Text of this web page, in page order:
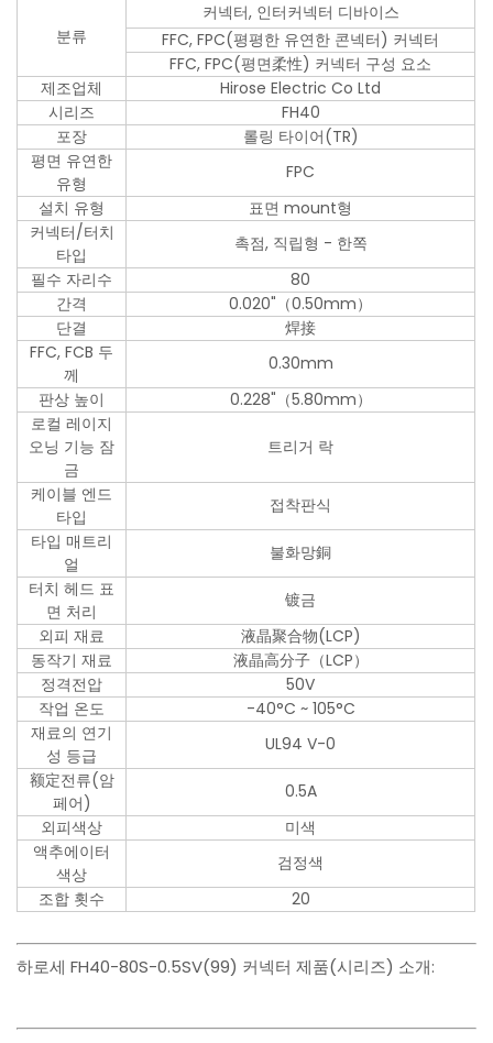
분류
커넥터, 인터커넥터 디바이스
FFC, FPC(평평한 유연한 콘넥터) 커넥터
FFC, FPC(평면柔性) 커넥터 구성 요소
제조업체
Hirose Electric Co Ltd
시리즈
FH40
포장
롤링 타이어(TR)
평면 유연한
유형
FPC
설치 유형
표면 mount형
커넥터/터치
타입
촉점, 직립형 - 한쪽
필수 자리수
80
간격
0.020"（0.50mm）
단결
焊接
FFC, FCB 두
께
0.30mm
판상 높이
0.228"（5.80mm）
로컬 레이지
오닝 기능 잠
금
트리거 락
케이블 엔드
타입
접착판식
타입 매트리
얼
불화망銅
터치 헤드 표
면 처리
镀금
외피 재료
液晶聚合物(LCP)
동작기 재료
液晶高分子（LCP）
정격전압
50V
작업 온도
-40°C ~ 105°C
재료의 연기
성 등급
UL94 V-0
额定전류(암
페어)
0.5A
외피색상
미색
액추에이터
색상
검정색
조합 횟수
20
하로세 FH40-80S-0.5SV(99) 커넥터 제품(시리즈) 소개: